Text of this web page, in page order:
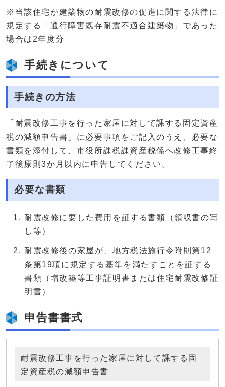
※当該住宅が建築物の耐震改修の促進に関する法律に
規定する「通行障害既存耐震不適合建築物」であった
場合は2年度分
手続きについて
手続きの方法
「耐震改修工事を行った家屋に対して課する固定資産
税の減額申告書」に必要事項をご記入のうえ、必要な
書類を添付して、市役所課税課資産税係へ改修工事終
了後原則3か月以内に申告してください。
必要な書類
耐震改修に要した費用を証する書類（領収書の写
し等）
耐震改修後の家屋が、地方税法施行令附則第12
条第19項に規定する基準を満たすことを証する
書類（増改築等工事証明書または住宅耐震改修証
明書）
申告書書式
耐震改修工事を行った家屋に対して課する固
定資産税の減額申告書